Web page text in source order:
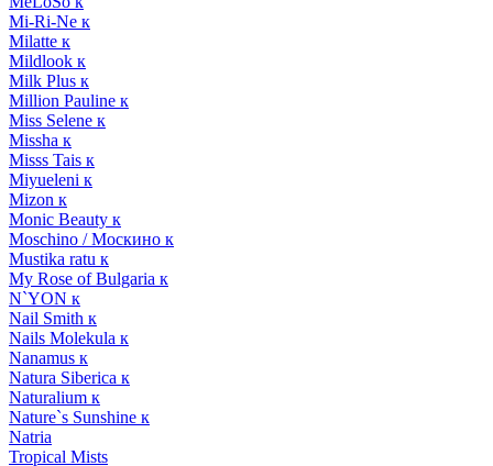
Mi-Ri-Ne к
Milatte к
Mildlook к
Milk Plus к
Million Pauline к
Miss Selene к
Missha к
Misss Tais к
Miyueleni к
Mizon к
Monic Beauty к
Moschino / Москино к
Mustika ratu к
My Rose of Bulgaria к
N`YON к
Nail Smith к
Nails Molekula к
Nanamus к
Natura Siberica к
Naturalium к
Nature`s Sunshine к
Natria
Tropical Mists